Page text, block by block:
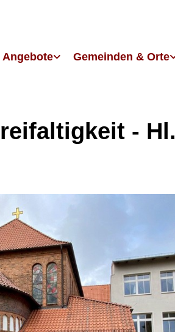
Angebote Gemeinden & Orte
- Hl.